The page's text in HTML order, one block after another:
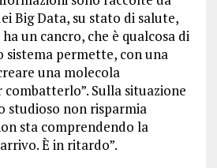
Big Data, su stato di salute,
ha un cancro, che è qualcosa di
sistema permette, con una
una molecola
Sulla situazione
studioso non risparmia
sta comprendendo la
È in ritardo”.